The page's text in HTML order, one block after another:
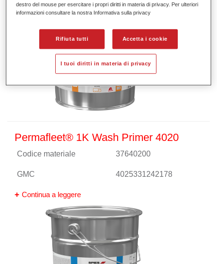
Permafleet® 1K Wash Primer 4020
Codice materiale 37640200
GMC 4025331242178
Continua a leggere
destro del mouse per esercitare i propri diritti in materia di privacy. Per ulteriori
informazioni consultare la nostra Informativa sulla privacy
Rifiuta tutti Accetta i cookie
I tuoi diritti in materia di privacy